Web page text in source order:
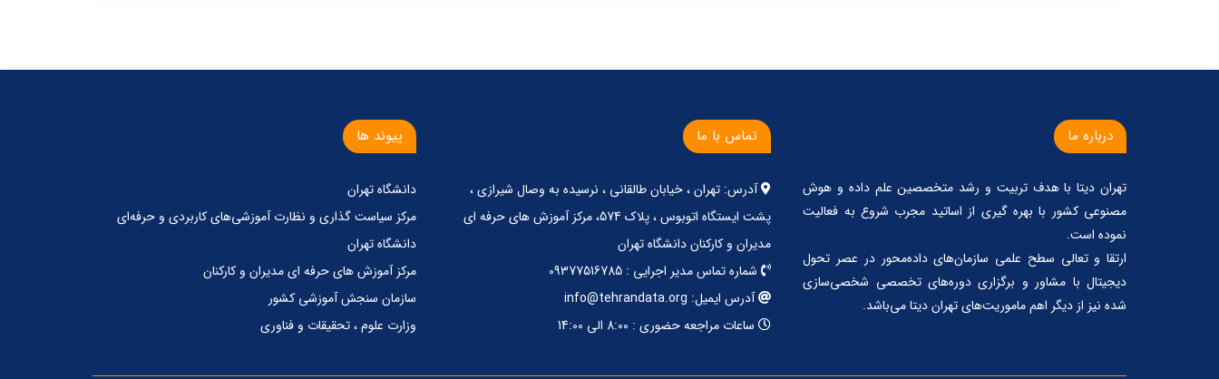
درباره ما
تهران دیتا با هدف تربیت و رشد متخصصین علم داده و هوش
مصنوعی کشور با بهره گیری از اساتید مجرب شروع به فعالیت
نموده است.
ارتقا و تعالی سطح علمی سازمان‌های داده‌محور در عصر تحول
دیجیتال با مشاور و برگزاری دوره‌های تخصصی شخصی‌سازی
شده نیز از دیگر اهم ماموریت‌های تهران دیتا می‌باشد.
تماس با ما
آدرس: تهران ، خیابان طالقانی ، نرسیده به وصال شیرازی ،
پشت ایستگاه اتوبوس ، پلاک 574، مرکز آموزش های حرفه ای
مدیران و کارکنان دانشگاه تهران
شماره تماس مدیر اجرایی : 09377516785
آدرس ایمیل: info@tehrandata.org
ساعات مراجعه حضوری : 8:00 الی 14:00
پیوند ها
دانشگاه تهران
مرکز‌ سیاست گذاری‌ و‌ نظارت آموزشی‌های کاربردی‌ و‌ حرفه‌ای
دانشگاه تهران
مرکز آموزش های حرفه ای مدیران و کارکنان
سازمان سنجش آموزشی کشور
وزارت علوم ، تحقیقات و فناوری